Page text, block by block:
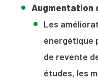
Augmentation
Les
énergétique
de revente
études, les